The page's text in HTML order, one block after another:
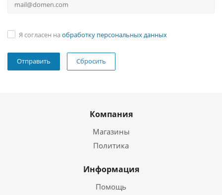
Я согласен на обработку персональных данных
Сбросить
Компания
Магазины
Политика
Информация
Помощь